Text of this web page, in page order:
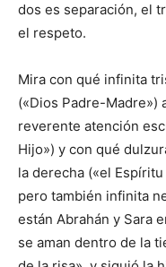
dos es separación, el
el respeto.
Mira con qué infinita
(«Dios Padre-Madre»)
reverente atención
Hijo») y con qué
la derecha («el
pero también infinita
están Abrahán y Sara
se aman dentro de la